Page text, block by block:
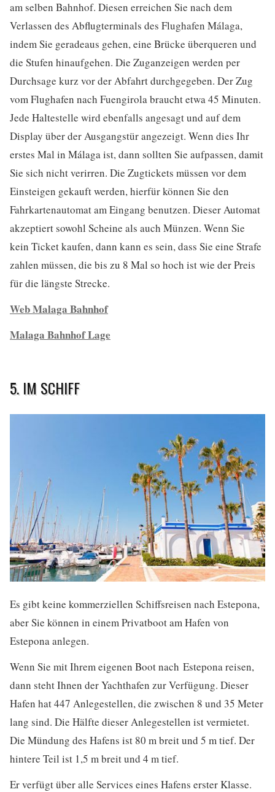
am selben Bahnhof. Diesen erreichen Sie nach dem
Verlassen des Abflugterminals des Flughafen Málaga,
indem Sie geradeaus gehen, eine Brücke überqueren und
die Stufen hinaufgehen. Die Zuganzeigen werden per
Durchsage kurz vor der Abfahrt durchgegeben. Der Zug
vom Flughafen nach Fuengirola braucht etwa 45 Minuten.
Jede Haltestelle wird ebenfalls angesagt und auf dem
Display über der Ausgangstür angezeigt. Wenn dies Ihr
erstes Mal in Málaga ist, dann sollten Sie aufpassen, damit
Sie sich nicht verirren. Die Zugtickets müssen vor dem
Einsteigen gekauft werden, hierfür können Sie den
Fahrkartenautomat am Eingang benutzen. Dieser Automat
akzeptiert sowohl Scheine als auch Münzen. Wenn Sie
kein Ticket kaufen, dann kann es sein, dass Sie eine Strafe
zahlen müssen, die bis zu 8 Mal so hoch ist wie der Preis
für die längste Strecke.
Web Malaga Bahnhof
Malaga Bahnhof Lage
5. IM SCHIFF
Es gibt keine kommerziellen Schiffsreisen nach Estepona,
aber Sie können in einem Privatboot am Hafen von
Estepona anlegen.
Wenn Sie mit Ihrem eigenen Boot nach Estepona reisen,
dann steht Ihnen der Yachthafen zur Verfügung. Dieser
Hafen hat 447 Anlegestellen, die zwischen 8 und 35 Meter
lang sind. Die Hälfte dieser Anlegestellen ist vermietet.
Die Mündung des Hafens ist 80 m breit und 5 m tief. Der
hintere Teil ist 1,5 m breit und 4 m tief.
Er verfügt über alle Services eines Hafens erster Klasse.